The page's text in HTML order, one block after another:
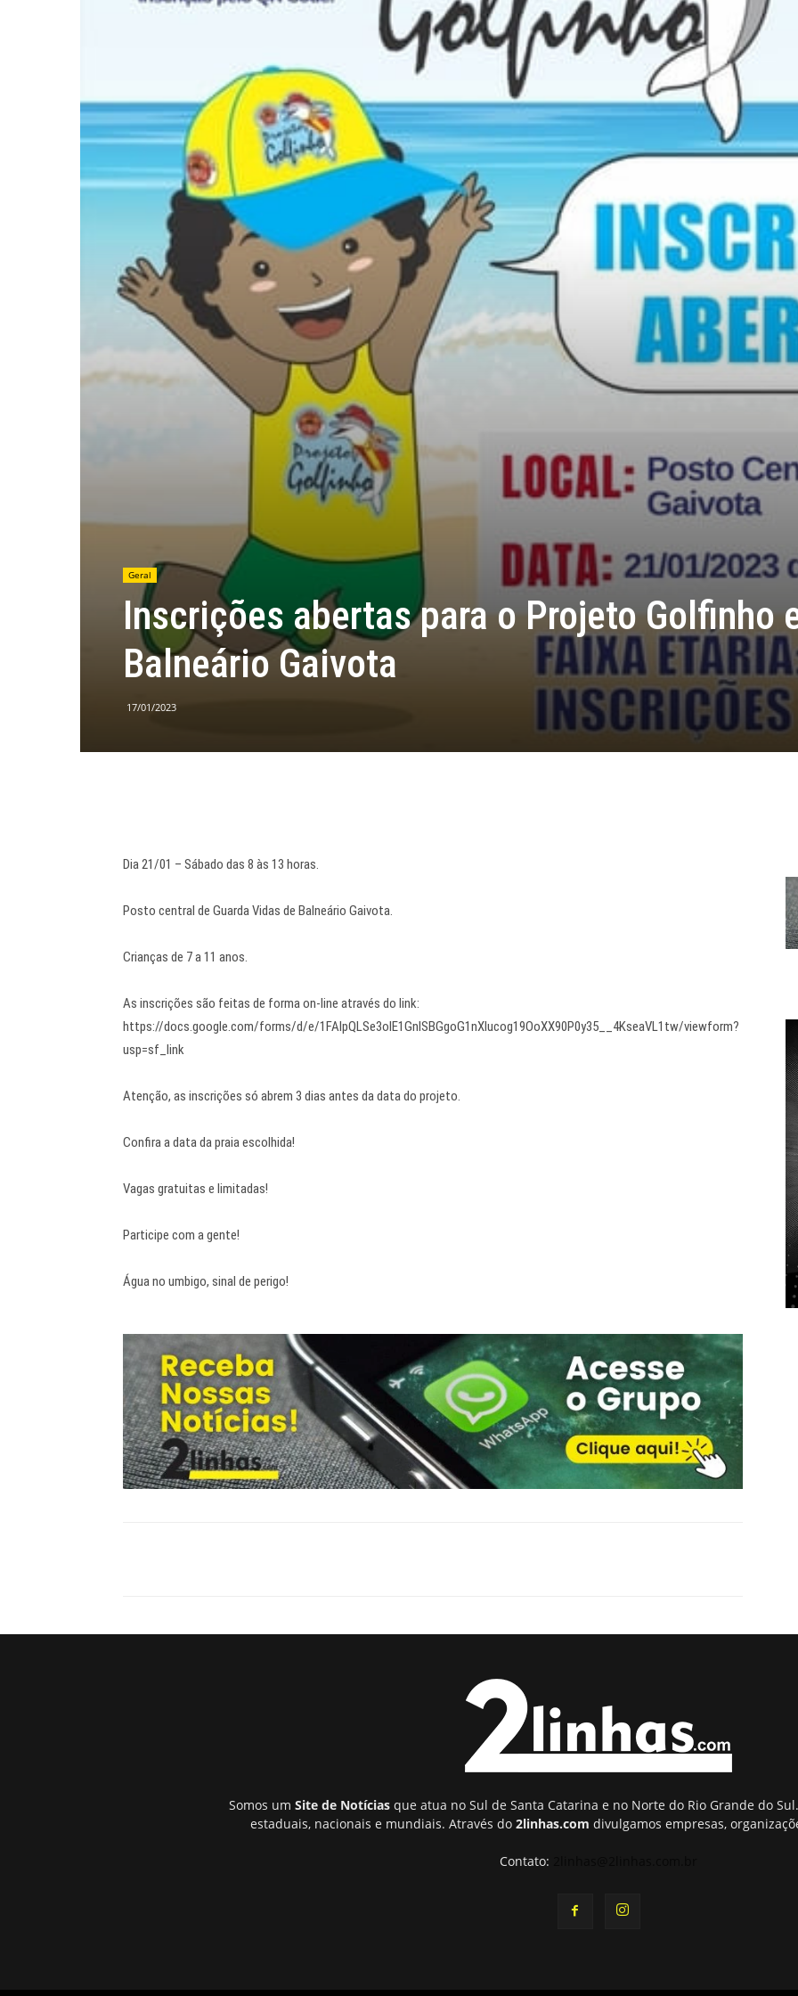
Geral
Inscrições abertas para o Projeto Golfinho
Balneário Gaivota
17/01/2023
Dia 21/01 – Sábado das 8 às 13 horas.
Posto central de Guarda Vidas de Balneário Gaivota.
Crianças de 7 a 11 anos.
As inscrições são feitas de forma on-line através do link:
https://docs.google.com/forms/d/e/1FAIpQLSe3oIE1GnISBGgoG1nXlucog19OoXX90P0y35__4KseaVL1tw/viewform?
usp=sf_link
Atenção, as inscrições só abrem 3 dias antes da data do projeto.
Confira a data da praia escolhida!
Vagas gratuitas e limitadas!
Participe com a gente!
Água no umbigo, sinal de perigo!
Somos umSite de Notícias que atua no Sul de Santa Catarina e no Norte do Rio Grande do
estaduais, nacionais e mundiais. Através do 2linhas.com divulgamos empresas,
Contato: